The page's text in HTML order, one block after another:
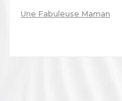
Une Fabuleuse Maman